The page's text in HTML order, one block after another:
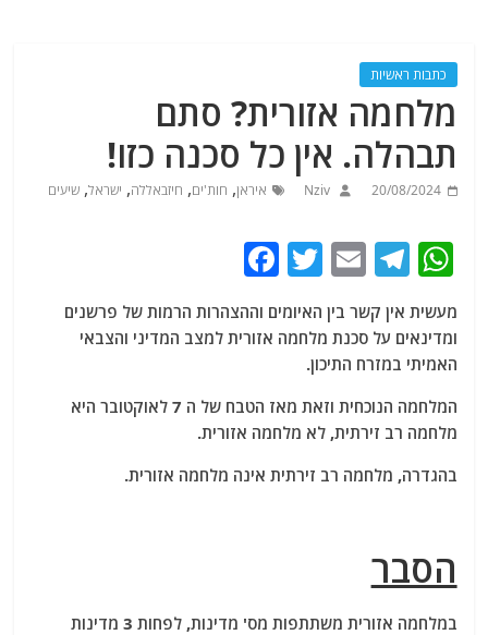
כתבות ראשיות
מלחמה אזורית? סתם
תבהלה. אין כל סכנה כזו!
20/08/2024
Nziv איראן, חות'ים, חיזבאללה, ישראל,שיעים
W
at
s
A
p
p
T
e
g
ra
m
E
ai
l
T
itt
c
b
o
o
מעשית אין קשר בין האיומים וההצהרות הרמות של פרשנים
ומדינאים על סכנת מלחמה אזורית למצב המדיני והצבאי
האמיתי במזרח התיכון.
המלחמה הנוכחית וזאת מאז הטבח של ה 7 לאוקטובר היא
מלחמה רב זירתית, לא מלחמה אזורית.
בהגדרה, מלחמה רב זירתית אינה מלחמה אזורית.
הסבר
במלחמה אזורית משתתפות מס' מדינות, לפחות 3 מדינות